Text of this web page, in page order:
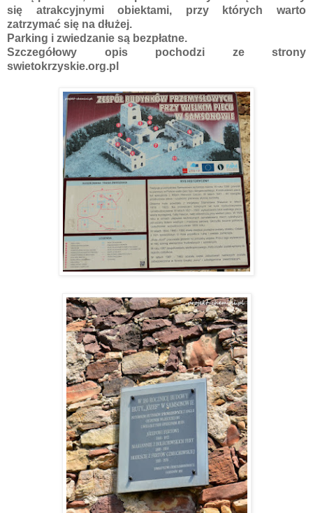
się atrakcyjnymi obiektami, przy których warto
zatrzymać się na dłużej.
Parking i zwiedzanie są bezpłatne.
Szczegółowy opis pochodzi ze strony
swietokrzyskie.org.pl